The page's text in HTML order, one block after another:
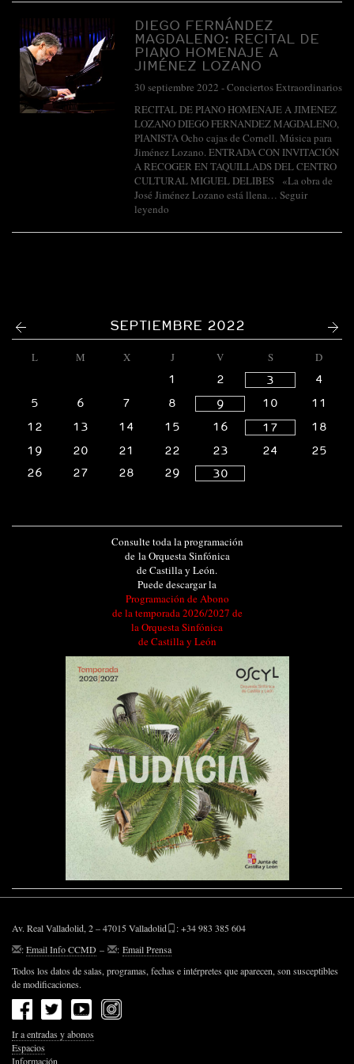
DIEGO FERNÁNDEZ
MAGDALENO: RECITAL DE
PIANO HOMENAJE A
JIMÉNEZ LOZANO
30 septiembre 2022 -Conciertos Extraordinarios
RECITAL DE PIANO HOMENAJE A JIMENEZ
LOZANO DIEGO FERNANDEZ MAGDALENO,
PIANISTA Ocho cajas de Cornell. Música para
Jiménez Lozano. ENTRADA CON INVITACIÓN
A RECOGER EN TAQUILLADS DEL CENTRO
CULTURAL MIGUEL DELIBES «La obra de
José Jiménez Lozano está llena… Seguir
leyendo
SEPTIEMBRE 2022
L M X J V S
D
1
2 3
4
5
6 7 8 9 10
11
12
13 14 15 16 17
18
19
20 21 22 23 24
25
26
27 28 29 30
Consulte toda la programación
de la Orquesta Sinfónica
de Castilla y León.
Puede descargar la
Programación de Abono
de la temporada 2026/2027 de
la Orquesta Sinfónica
de Castilla y León
Av. Real Valladolid, 2 – 47015 Valladolid
: +34 983 385 604
:Email Info CCMD – : Email Prensa
Todos los datos de salas, programas, fechas e intérpretes que aparecen, son susceptibles
de modificaciones.
Ir a entradas y abonos
Espacios
Información